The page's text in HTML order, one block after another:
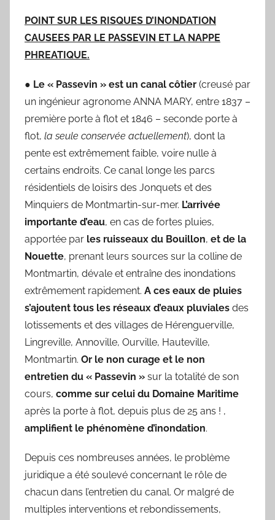
POINT SUR LES RISQUES D’INONDATION
CAUSEES PAR LE PASSEVIN ET LA NAPPE
PHREATIQUE.
● Le « Passevin » est un canal côtier (creusé par
un ingénieur agronome ANNA MARY, entre 1837 –
première porte à flot et 1846 – seconde porte à
flot, la seule conservée actuellement), dont la
pente est extrêmement faible, voire nulle à
certains endroits. Ce canal longe les parcs
résidentiels de loisirs des Jonquets et des
Minquiers de Montmartin-sur-mer. L’arrivée
importante d’eau, en cas de fortes pluies,
apportée par les ruisseaux du Bouillon, et de la
Nouette, prenant leurs sources sur la colline de
Montmartin, dévale et entraîne des inondations
extrêmement rapidement. A ces eaux de pluies
s’ajoutent tous les réseaux d’eaux pluviales des
lotissements et des villages de Hérenguerville,
Lingreville, Annoville, Ourville, Hauteville,
Montmartin. Or le non curage et le non
entretien du « Passevin » sur la totalité de son
cours, comme sur celui du Domaine Maritime
après la porte à flot, depuis plus de 25 ans ! ,
amplifient le phénomène d’inondation.
Depuis ces nombreuses années, le problème
juridique a été soulevé concernant le rôle de
chacun dans l’entretien du canal. Or malgré de
multiples interventions et rebondissements,